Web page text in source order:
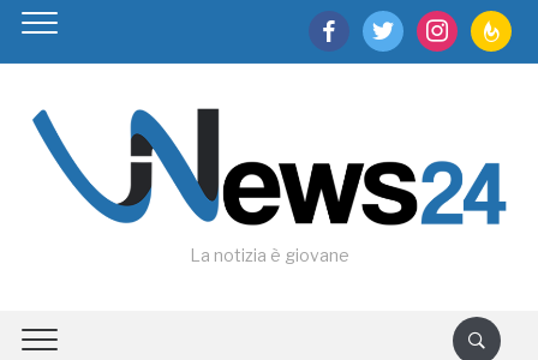
facebooktwitter instagram
La notizia è giovane